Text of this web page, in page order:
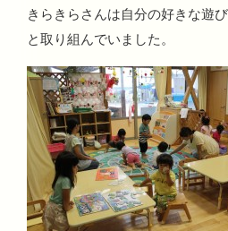
きらきらさんは自分の好きな遊
と取り組んでいました。